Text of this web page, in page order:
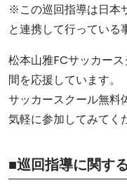
※この巡回指導は日本
と連携して行っている
松本山雅FCサッカー
間を応援しています。
サッカースクール無料
気軽に参加してみてく
■巡回指導に関す